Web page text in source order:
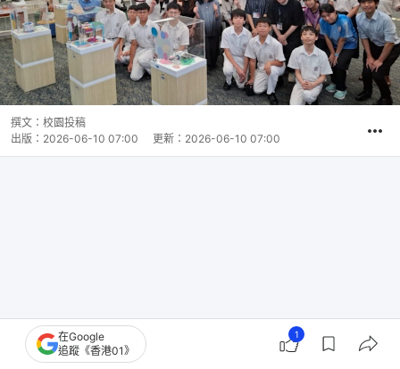
撰文： 校園投稿
出版： 2026-06-10 07:00 更新： 2026-06-10 07:00
在Google
追蹤《香港01》
1